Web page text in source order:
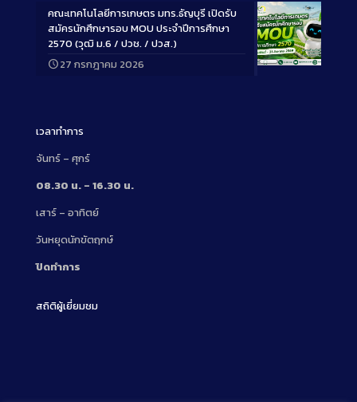
Long
คณะเทคโนโลยีการเกษตร มทร.ธัญบุรี เปิดรับ
สมัครนักศึกษารอบ MOU ประจำปีการศึกษา
2570 (วุฒิ ม.6 / ปวช. / ปวส.)
27 กรกฎาคม 2026
เวลาทำการ
จันทร์ – ศุกร์
08.30 น. – 16.30 น.
เสาร์ – อาทิตย์
วันหยุดนักขัตฤกษ์
ปิดทำการ
สถิติผู้เยี่ยมชม